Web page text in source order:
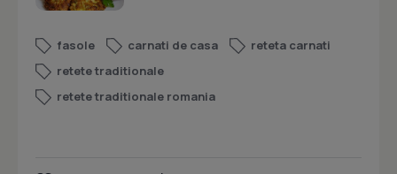
fasole carnati de casa
reteta carnati
retete traditionale
retete traditionale romania